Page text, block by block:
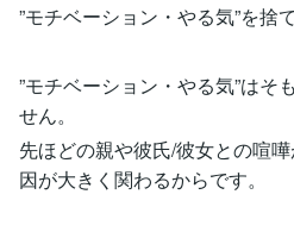
”モチベーション・やる気”を捨て
”モチベーション・やる気”はそ
せん。
先ほどの親や彼氏/彼女との喧
因が大きく関わるからです。